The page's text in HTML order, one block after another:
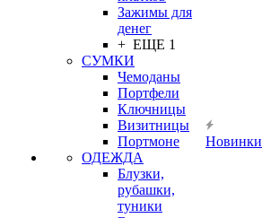
Зажимы для
денег
+ ЕЩЕ 1
СУМКИ
Чемоданы
Портфели
Ключницы
Визитницы
Портмоне
ОДЕЖДА
Блузки,
рубашки,
туники
Новинки